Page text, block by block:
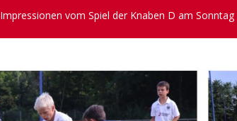
Impressionen vom Spiel der Knaben D am Sonntag